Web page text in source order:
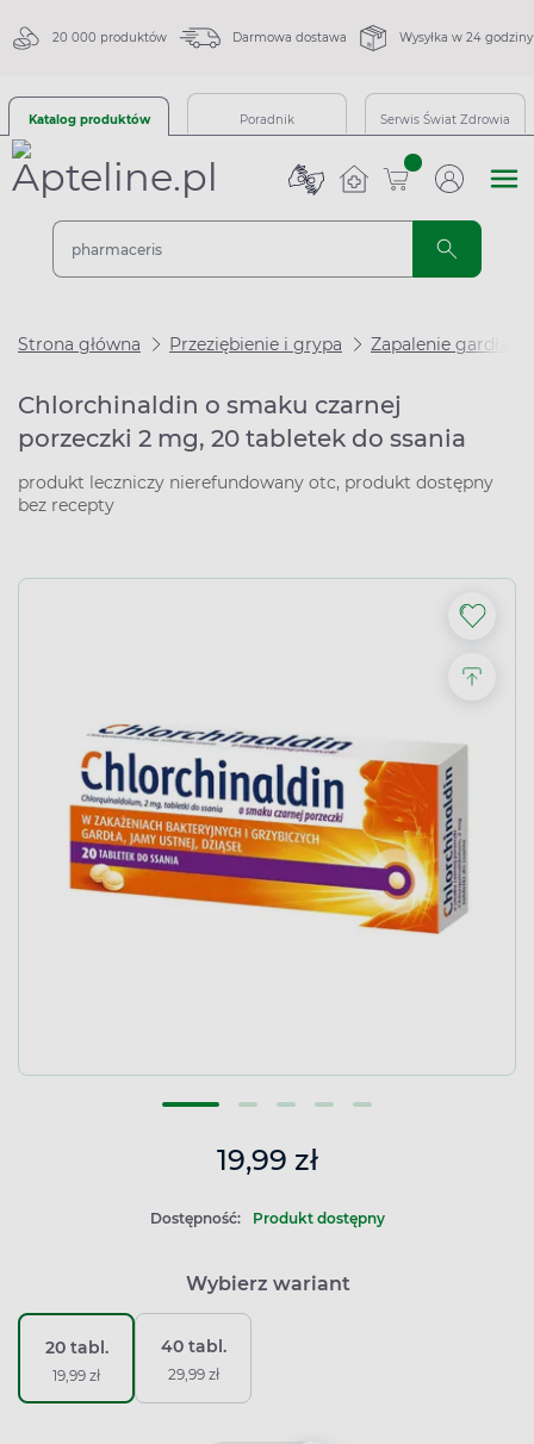
20 000 produktów Darmowa dostawa Wysyłka w 24 godziny
Katalog produktów Poradnik Serwis Świat Zdrowia
sztuk
Strona główna Przeziębienie i grypa Zapalenie gardła
Chlorchinaldin o smaku czarnej
porzeczki 2 mg, 20 tabletek do ssania
produkt leczniczy nierefundowany otc, produkt dostępny
bez recepty
19,99 zł
Dostępność: Produkt dostępny
Wybierz wariant
20 tabl.
19,99 zł
40 tabl.
29,99 zł